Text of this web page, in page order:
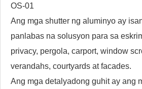
OS-01
Ang mga shutter ng aluminyo ay
panlabas na solusyon para sa
privacy, pergola, carport, window
verandahs, courtyards at facades.
Ang mga detalyadong guhit ay ang